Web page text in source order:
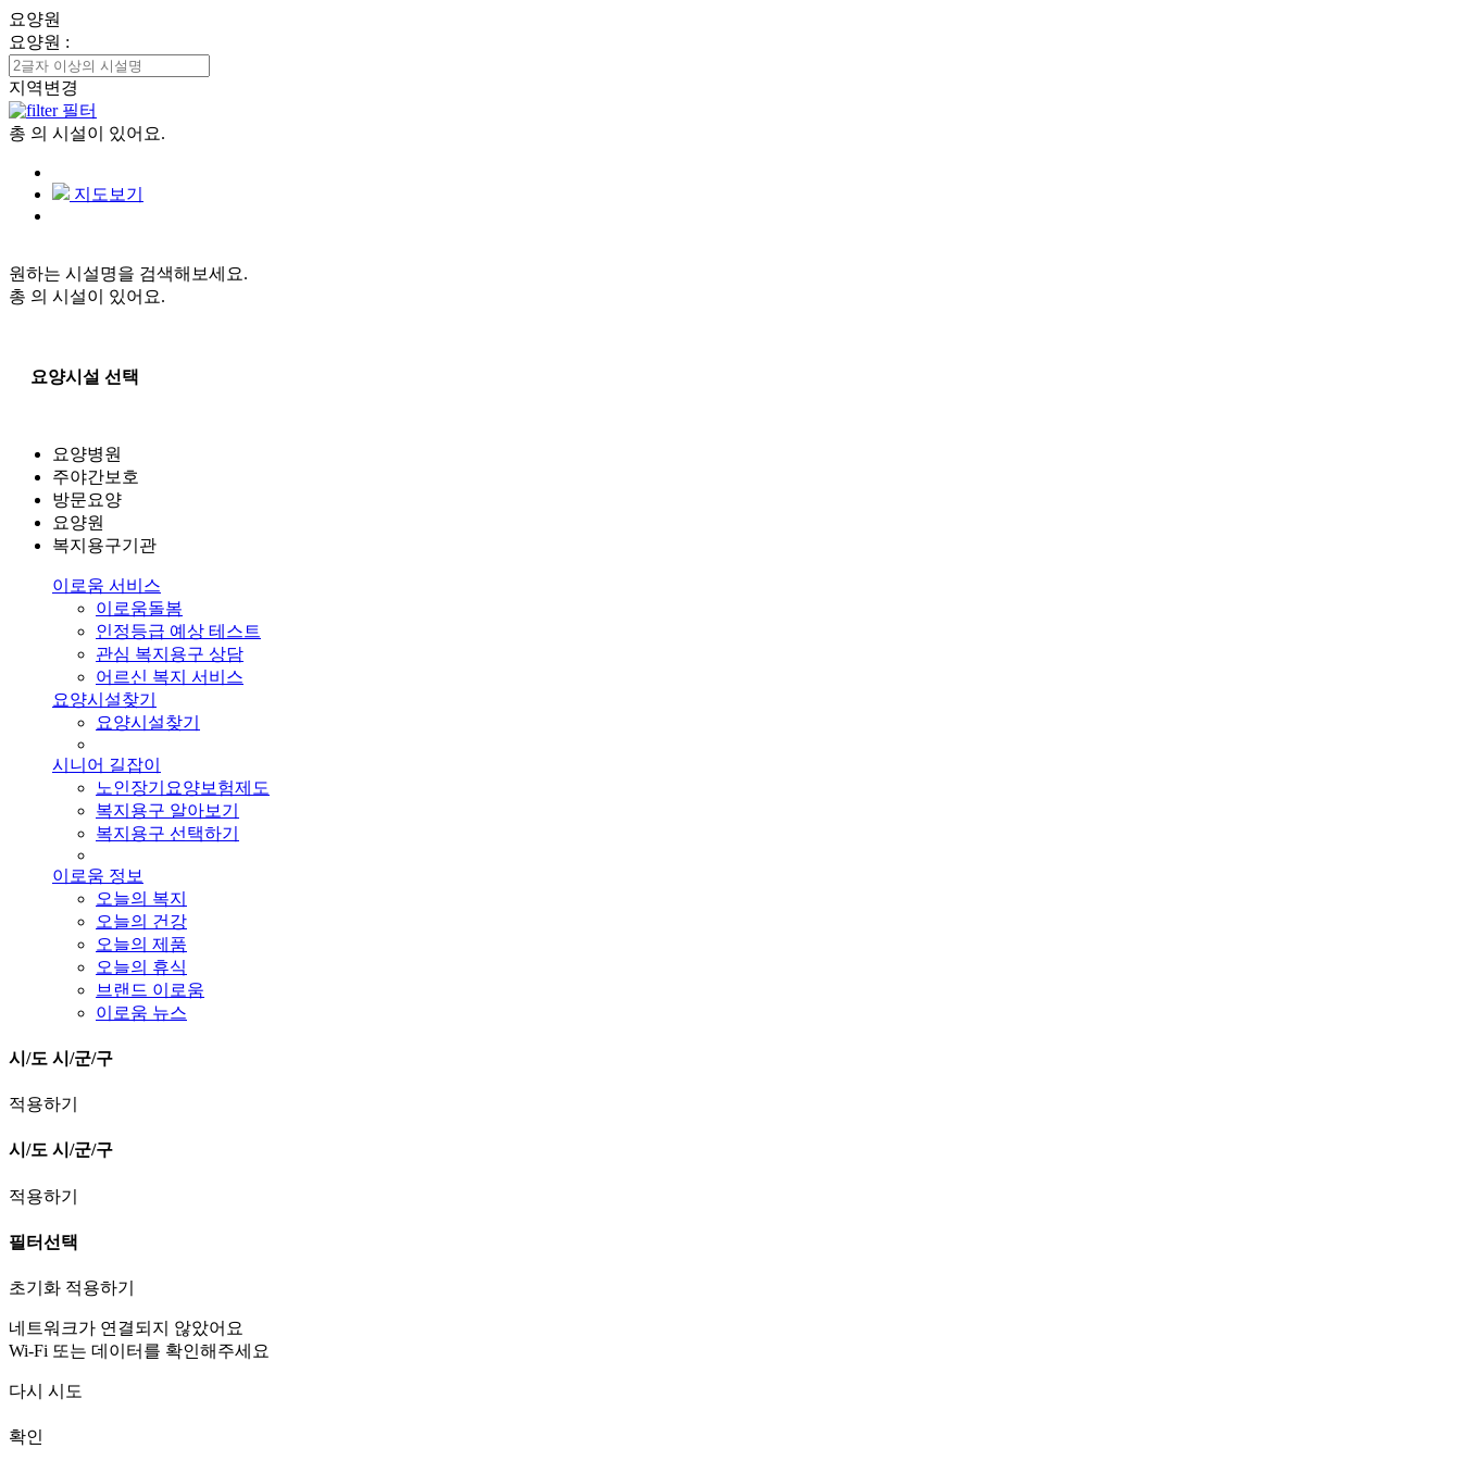
요양원
요양원 :
지역변경
필터
총 의 시설이 있어요.
지도보기
원하는 시설명을 검색해보세요.
총 의 시설이 있어요.
요양시설 선택
요양병원
주야간보호
방문요양
요양원
복지용구기관
이로움 서비스
이로움돌봄
인정등급 예상 테스트
관심 복지용구 상담
어르신 복지 서비스
요양시설찾기
요양시설찾기
시니어 길잡이
노인장기요양보험제도
복지용구 알아보기
복지용구 선택하기
이로움 정보
오늘의 복지
오늘의 건강
오늘의 제품
오늘의 휴식
브랜드 이로움
이로움 뉴스
시/도 시/군/구
적용하기
시/도 시/군/구
적용하기
필터선택
초기화 적용하기
네트워크가 연결되지 않았어요
Wi-Fi 또는 데이터를 확인해주세요
다시 시도
확인